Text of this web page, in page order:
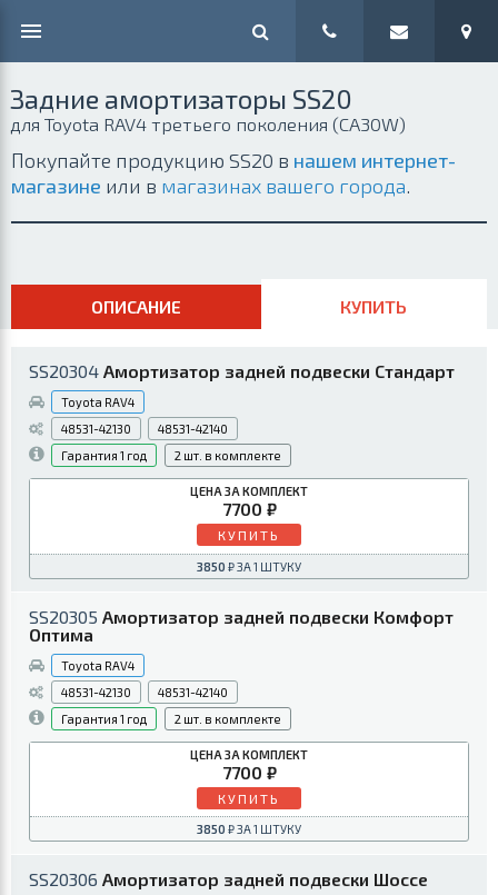
Задние амортизаторы SS20
для Toyota RAV4 третьего поколения (CA30W)
Покупайте продукцию SS20 в нашем интернет-
магазине или в магазинах вашего города.
ОПИСАНИЕ КУПИТЬ
SS20304 Амортизатор задней подвески Стандарт
Toyota RAV4
48531-42130
48531-42140
1 год
2
7700
КУПИТЬ
3850
SS20305 Амортизатор задней подвески Комфорт
Оптима
Toyota RAV4
48531-42130
48531-42140
1 год
2
7700
КУПИТЬ
3850
SS20306 Амортизатор задней подвески Шоссе